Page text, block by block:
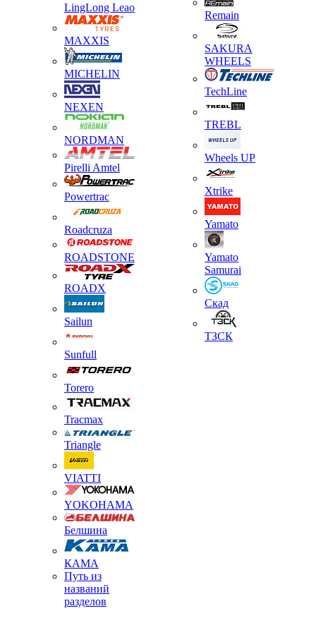
LingLong Leao
MAXXIS
MICHELIN
NEXEN
NORDMAN
Pirelli Amtel
Powertrac
Roadcruza
ROADSTONE
ROADX
Sailun
Sunfull
Torero
Tracmax
Triangle
VIATTI
YOKOHAMA
Белшина
КАМА
Путь из
названий
разделов
Remain
SAKURA
WHEELS
TechLine
TREBL
Wheels UP
Xtrike
Yamato
Yamato
Samurai
Скад
ТЗСК